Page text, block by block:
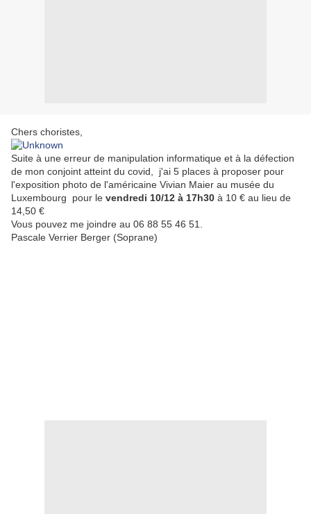
Chers choristes,
Suite à une erreur de manipulation informatique et à la défection
de mon conjoint atteint du covid, j'ai 5 places à proposer pour
l'exposition photo de l'américaine Vivian Maier au musée du
Luxembourg pour le vendredi 10/12 à 17h30 à 10 € au lieu de
14,50 €
Vous pouvez me joindre au 06 88 55 46 51.
Pascale Verrier Berger (Soprane)